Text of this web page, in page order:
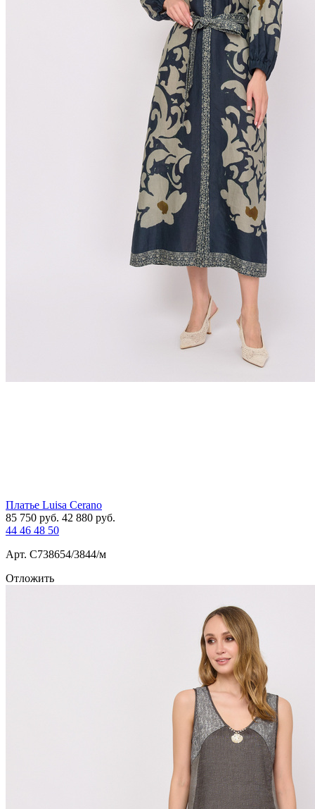
Платье Luisa Cerano
85 750 руб. 42 880 руб.
44 46 48 50
Арт. С738654/3844/м
Отложить